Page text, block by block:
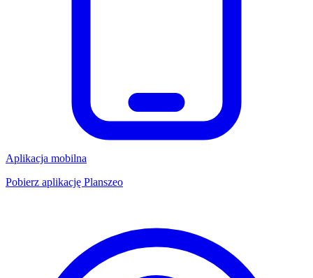
Aplikacja mobilna
Pobierz aplikację Planszeo